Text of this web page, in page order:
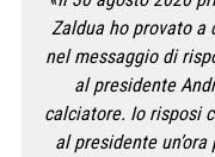
Zaldua ho provato
nel messaggio di
al presidente
calciatore. Io risposi
al presidente